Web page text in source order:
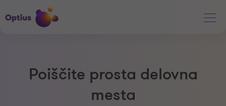
Poiščite prosta delovna
mesta